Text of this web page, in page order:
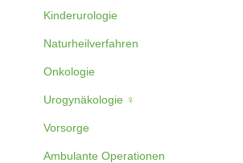
Kinderurologie
Naturheilverfahren
Onkologie
Urogynäkologie ♀
Vorsorge
Ambulante Operationen